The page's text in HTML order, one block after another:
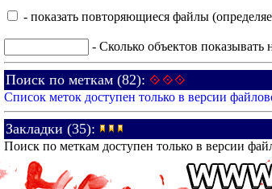
- показать повторяющиеся файлы
- Сколько объектов показывать
Поиск по меткам (82):
Список меток доступен только в версии
Закладки (35):
Поиск по меткам доступен только в версии